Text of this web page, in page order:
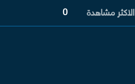
الاكثر مشاهدة 0